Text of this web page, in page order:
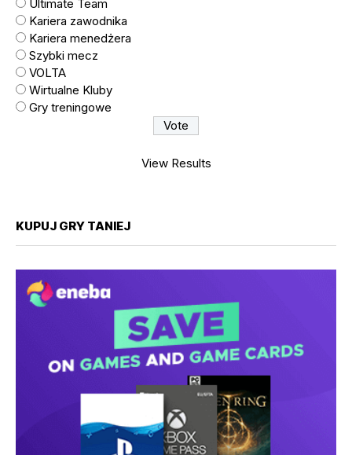
Ultimate Team
Kariera zawodnika
Kariera menedżera
Szybki mecz
VOLTA
Wirtualne Kluby
Gry treningowe
View Results
KUPUJ GRY TANIEJ